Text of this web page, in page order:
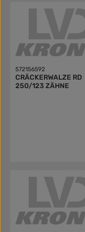
572156592
CRÄCKERWALZE RD
250/123 ZÄHNE